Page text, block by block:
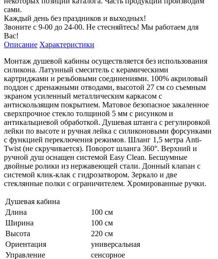
сами.
Каждый день без праздников и выходных!
Звоните с 9-00 до 24-00. Не стесняйтесь! Мы работаем для
Вас!
Описание Характеристики
Монтаж душевой кабины осуществляется без использования
силикона. Латунный смеситель с керамическими
картриджами и резьбовыми соединениями. 100% акриловый
поддон с дренажными отводами, высотой 27 см со съемным
экраном усиленный металлическим каркасом с
антискользящим покрытием. Матовое безопасное закаленное
сверхпрочное стекло толщиной 5 мм с рисунком и
антикальциевой обработкой. Душевая штанга с регулировкой
лейки по высоте и ручная лейка с силиконовыми форсунками
с функцией переключения режимов. Шланг 1,5 метра Anti-
Twist (не скручивается). Поворот шланга 360°. Верхний и
ручной душ оснащен системой Easy Clean. Бесшумные
двойные ролики из нержавеющей стали. Донный клапан с
системой клик-клак с гидрозатвором. Зеркало и две
стеклянные полки с ограничителем. Хромированные ручки.
Душевая кабина
Длина
100 см
Ширина
100 см
Высота
220 см
Ориентация
универсальная
Управление
сенсорное